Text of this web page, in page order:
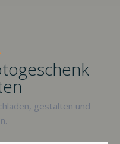
gestalten und